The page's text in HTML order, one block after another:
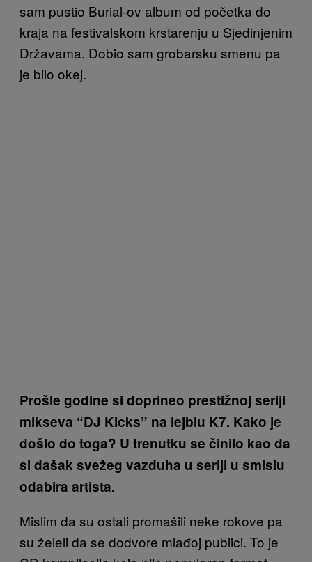
sam pustio Burial-ov album od početka do
kraja na festivalskom krstarenju u Sjedinjenim
Državama. Dobio sam grobarsku smenu pa
je bilo okej.
Prošle godine si doprineo prestižnoj seriji
mikseva “DJ Kicks” na lejblu K7. Kako je
došlo do toga? U trenutku se činilo kao da
si dašak svežeg vazduha u seriji u smislu
odabira artista.
Mislim da su ostali promašili neke rokove pa
su želeli da se dodvore mlađoj publici. To je